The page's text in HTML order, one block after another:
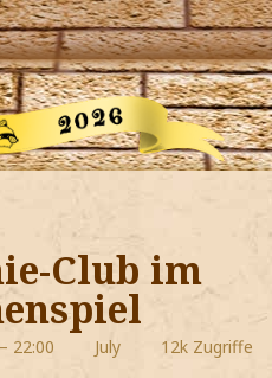
Club im
22:00 July 12k Zugriffe